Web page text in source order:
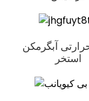
آبگرمکن
استخر